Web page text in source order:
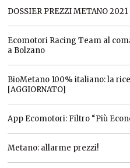
DOSSIER PREZZI METANO 2021
Ecomotori Racing Team al
a Bolzano
BioMetano 100% italiano: la
[AGGIORNATO]
App Ecomotori: Filtro “Più
Metano: allarme prezzi!